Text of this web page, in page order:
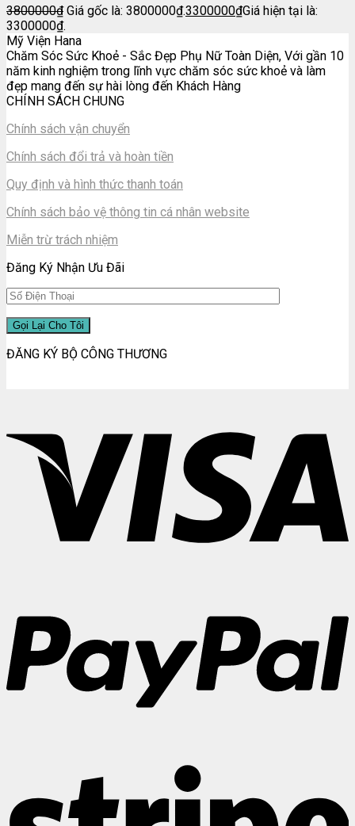
3800000₫ Giá gốc là: 3800000₫.3300000₫Giá hiện tại là:
3300000₫.
Mỹ Viện Hana
Chăm Sóc Sức Khoẻ - Sắc Đẹp Phụ Nữ Toàn Diện, Với gần 10
năm kinh nghiệm trong lĩnh vực chăm sóc sức khoẻ và làm
đẹp mang đến sự hài lòng đến Khách Hàng
CHÍNH SÁCH CHUNG
Chính sách vận chuyển
Chính sách đổi trả và hoàn tiền
Quy định và hình thức thanh toán
Chính sách bảo vệ thông tin cá nhân website
Miễn trừ trách nhiệm
Đăng Ký Nhận Ưu Đãi
ĐĂNG KÝ BỘ CÔNG THƯƠNG